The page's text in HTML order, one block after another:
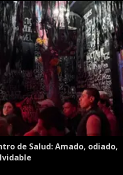
de Salud: Amado, odiado,